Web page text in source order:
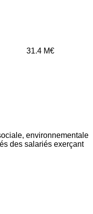
31.4 M€
environnementale
des salariés exerçant